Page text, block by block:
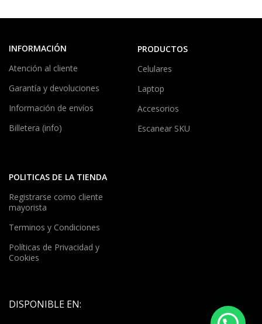
INFORMACIÓN
Atención al cliente
Garantía y devoluciones
Información de envíos
Billetera (info)
PRODUCTOS
Celulares
Laptop
Accesorios
Escanear SKU
POLITICAS DE LA TIENDA
Registrarse como cliente
mayorista
Terminos y Condiciones
Políticas de Privacidad y
Cookies
DISPONIBLE EN: